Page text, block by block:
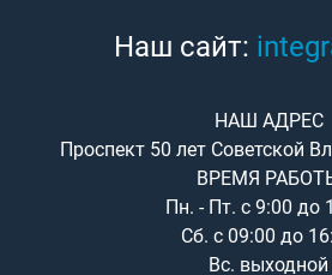
НАШ АДРЕС
Проспект 50 лет Советской
ВРЕМЯ
Пн. - Пт. с 9:00 до
Сб. с 09:00 до
Вс. выходной
Наш сайт: